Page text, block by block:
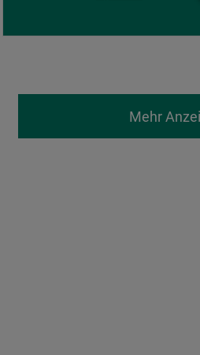
Mehr